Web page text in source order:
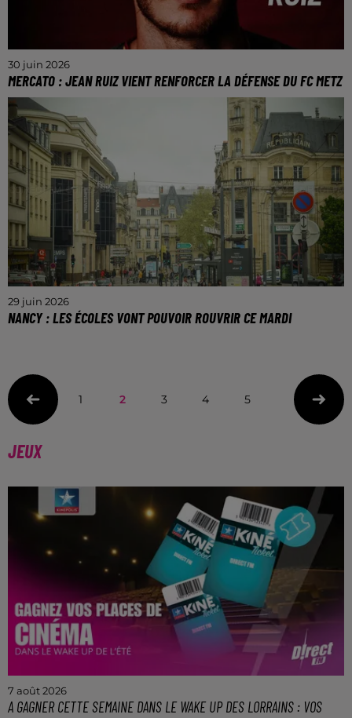
30 juin 2026
MERCATO : JEAN RUIZ VIENT RENFORCER LA DÉFENSE DU FC METZ
Bouna Sarr est désormais lié au FC Metz jusqu'en juin
2028.
29 juin 2026
NANCY : LES ÉCOLES VONT POUVOIR ROUVRIR CE MARDI
1 2 3 4 5
JEUX
7 août 2026
A GAGNER CETTE SEMAINE DANS LE WAKE UP DES LORRAINS : VOS